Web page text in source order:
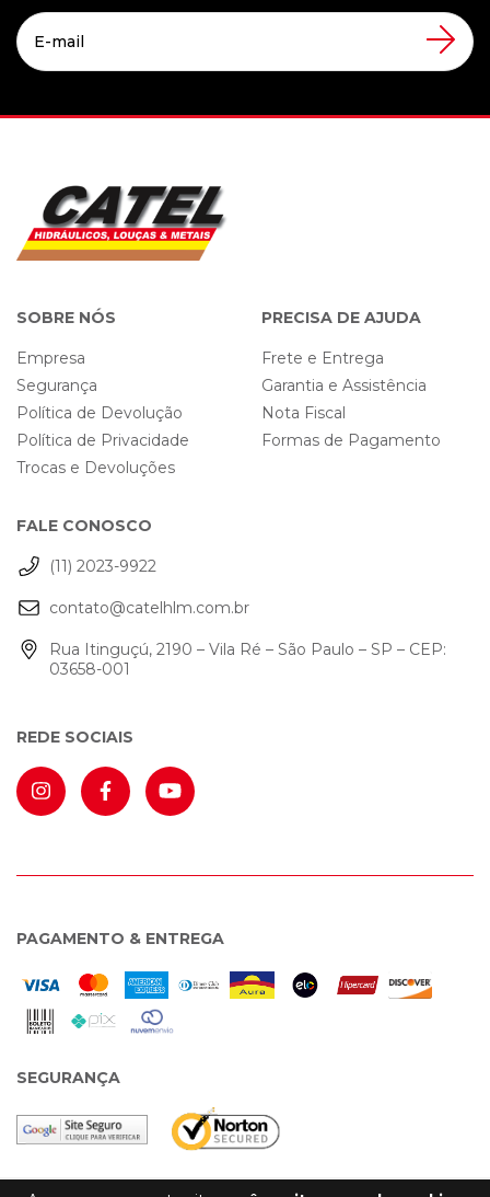
SOBRE NÓS
Empresa
Segurança
Política de Devolução
Política de Privacidade
Trocas e Devoluções
PRECISA DE AJUDA
Frete e Entrega
Garantia e Assistência
Nota Fiscal
Formas de Pagamento
FALE CONOSCO
(11) 2023-9922
contato@catelhlm.com.br
Rua Itinguçú, 2190 – Vila Ré – São Paulo – SP – CEP:
03658-001
REDE SOCIAIS
PAGAMENTO & ENTREGA
SEGURANÇA